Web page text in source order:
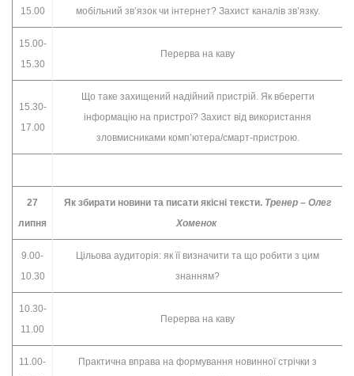
15.00
мобільний зв’язок чи інтернет? Захист каналів зв’язку.
15.00-
15.30
Перерва на каву
15.30-
17.00
Що таке захищений надійний пристрій. Як вберегти
інформацію на пристрої? Захист від використання
зловмисниками комп’ютера/смарт-пристрою.
27
липня
Як збирати новини та писати якісні тексти. Тренер – Олег
Хоменок
9.00-
10.30
Цільова аудиторія: як її визначити та що робити з цим
знанням?
10.30-
11.00
Перерва на каву
11.00-
Практична вправа на формування новинної стрічки з